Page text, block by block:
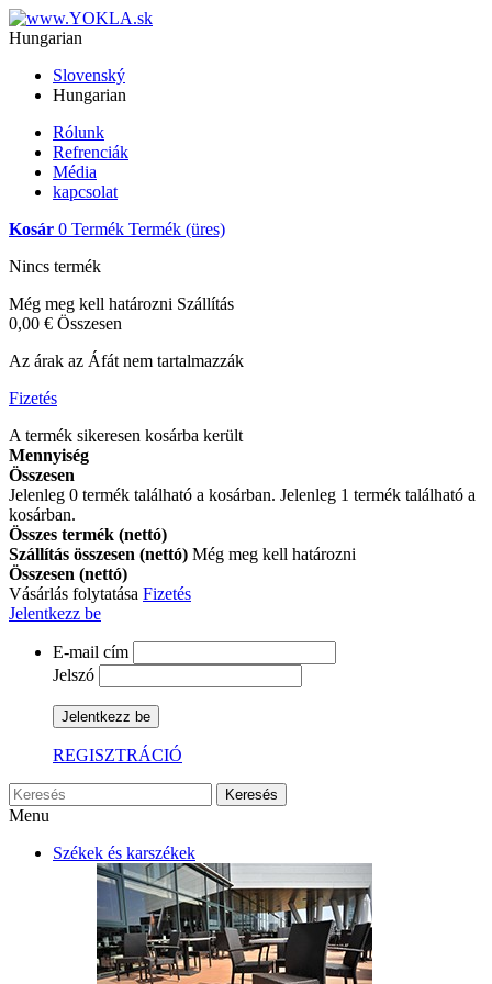
Hungarian
Slovenský
Hungarian
Rólunk
Refrenciák
Média
kapcsolat
Kosár 0 Termék Termék (üres)
Nincs termék
Még meg kell határozni Szállítás
0,00 € Összesen
Az árak az Áfát nem tartalmazzák
Fizetés
A termék sikeresen kosárba került
Mennyiség
Összesen
Jelenleg 0 termék található a kosárban. Jelenleg 1 termék található a
kosárban.
Összes termék (nettó)
Szállítás összesen (nettó) Még meg kell határozni
Összesen (nettó)
Vásárlás folytatása Fizetés
Jelentkezz be
E-mail cím
Jelszó
Jelentkezz be
REGISZTRÁCIÓ
Keresés
Menu
Székek és karszékek